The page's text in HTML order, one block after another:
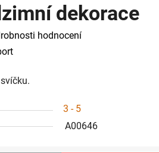
dekorace
hodnocení
3 - 5
A00646